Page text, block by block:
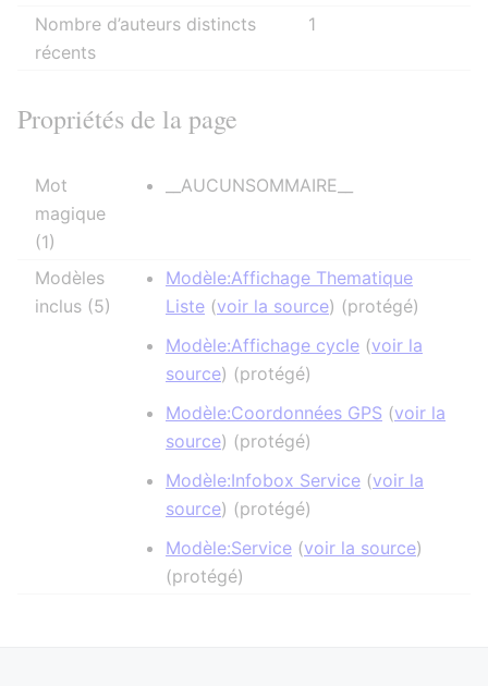
Nombre d’auteurs distincts
récents
1
Propriétés de la page
Mot
magique
(1)
__AUCUNSOMMAIRE__
Modèles
inclus (5)
Modèle:Affichage Thematique
Liste (voir la source) (protégé)
Modèle:Affichage cycle (voir la
source) (protégé)
Modèle:Coordonnées GPS (voir la
source) (protégé)
Modèle:Infobox Service (voir la
source) (protégé)
Modèle:Service (voir la source)
(protégé)